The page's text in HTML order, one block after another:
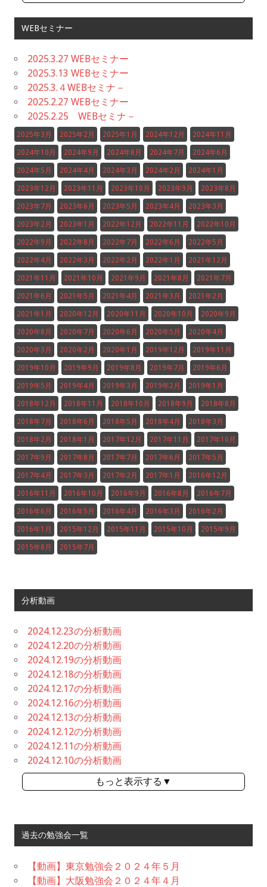
WEBセミナー
2025.3.27 WEBセミナー
2025.3.13 WEBセミナー
2025.3.４WEBセミナ－
2025.2.27 WEBセミナー
2025.2.25 WEBセミナ－
2025年3月 2025年2月 2025年1月 2024年12月 2024年11月
2024年10月 2024年9月 2024年8月 2024年7月 2024年6月
2024年5月 2024年4月 2024年3月 2024年2月 2024年1月
2023年12月 2023年11月 2023年10月 2023年9月 2023年8月
2023年7月 2023年6月 2023年5月 2023年4月 2023年3月
2023年2月 2023年1月 2022年12月 2022年11月 2022年10月
2022年9月 2022年8月 2022年7月 2022年6月 2022年5月
2022年4月 2022年3月 2022年2月 2022年1月 2021年12月
2021年11月 2021年10月 2021年9月 2021年8月 2021年7月
2021年6月 2021年5月 2021年4月 2021年3月 2021年2月
2021年1月 2020年12月 2020年11月 2020年10月 2020年9月
2020年8月 2020年7月 2020年6月 2020年5月 2020年4月
2020年3月 2020年2月 2020年1月 2019年12月 2019年11月
2019年10月 2019年9月 2019年8月 2019年7月 2019年6月
2019年5月 2019年4月 2019年3月 2019年2月 2019年1月
2018年12月 2018年11月 2018年10月 2018年9月 2018年8月
2018年7月 2018年6月 2018年5月 2018年4月 2018年3月
2018年2月 2018年1月 2017年12月 2017年11月 2017年10月
2017年9月 2017年8月 2017年7月 2017年6月 2017年5月
2017年4月 2017年3月 2017年2月 2017年1月 2016年12月
2016年11月 2016年10月 2016年9月 2016年8月 2016年7月
2016年6月 2016年5月 2016年4月 2016年3月 2016年2月
2016年1月 2015年12月 2015年11月 2015年10月 2015年9月
2015年8月 2015年7月
分析動画
2024.12.23の分析動画
2024.12.20の分析動画
2024.12.19の分析動画
2024.12.18の分析動画
2024.12.17の分析動画
2024.12.16の分析動画
2024.12.13の分析動画
2024.12.12の分析動画
2024.12.11の分析動画
2024.12.10の分析動画
もっと表示する▼
過去の勉強会一覧
【動画】東京勉強会２０２４年５月
【動画】大阪勉強会２０２４年４月